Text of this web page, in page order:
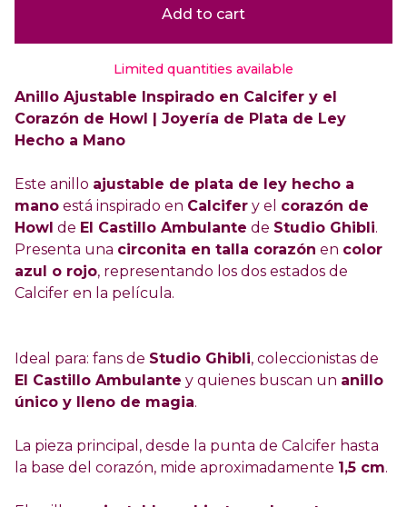
Add to cart
Limited quantities available
Anillo Ajustable Inspirado en Calcifer y el
Corazón de Howl | Joyería de Plata de Ley
Hecho a Mano
Este anillo ajustable de plata de ley hecho a
mano está inspirado en Calcifer y el corazón de
Howl de El Castillo Ambulante de Studio Ghibli.
Presenta una circonita en talla corazón en color
azul o rojo, representando los dos estados de
Calcifer en la película.
Ideal para: fans de Studio Ghibli, coleccionistas de
El Castillo Ambulante y quienes buscan un anillo
único y lleno de magia.
La pieza principal, desde la punta de Calcifer hasta
la base del corazón, mide aproximadamente 1,5 cm.